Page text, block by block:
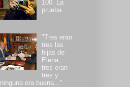
100. La
prueba.
"Tres eran
tres las
hijas de
Elena,
tres eran
tres y
ninguna era buena..."